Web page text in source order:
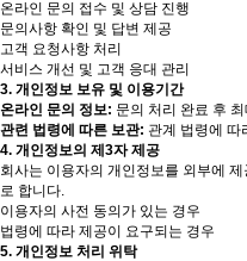
온라인 문의 접수 및 상담 진행
문의사항 확인 및 답변 제공
고객 요청사항 처리
서비스 개선 및 고객 응대 관리
3. 개인정보 보유 및 이용기간
온라인 문의 정보: 문의 처리 완료 후
관련 법령에 따른 보관: 관계 법령에 따
4. 개인정보의 제3자 제공
회사는 이용자의 개인정보를 외부에
로 합니다.
이용자의 사전 동의가 있는 경우
법령에 따라 제공이 요구되는 경우
5. 개인정보 처리 위탁